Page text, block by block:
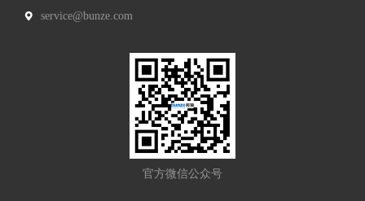
service@bunze.com
官方微信公众号